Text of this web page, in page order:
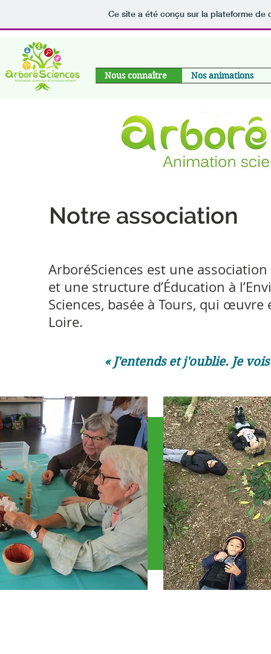
Ce site a été conçu sur la plateforme
Nous connaître Nos animations
ArboréSciences est une
et une structure d’Éducation à
Sciences, basée à Tours, qui œuvre
Loire.
Notre association
« J'entends et j'oublie. Je